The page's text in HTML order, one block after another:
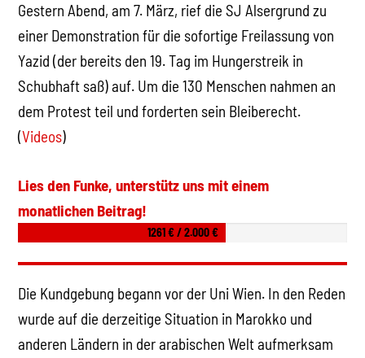
Gestern Abend, am 7. März, rief die SJ Alsergrund zu
einer Demonstration für die sofortige Freilassung von
Yazid (der bereits den 19. Tag im Hungerstreik in
Schubhaft saß) auf. Um die 130 Menschen nahmen an
dem Protest teil und forderten sein Bleiberecht.
(Videos)
Lies den Funke, unterstütz uns mit einem
monatlichen Beitrag!
1261 € / 2.000 €
Die Kundgebung begann vor der Uni Wien. In den Reden
wurde auf die derzeitige Situation in Marokko und
anderen Ländern in der arabischen Welt aufmerksam